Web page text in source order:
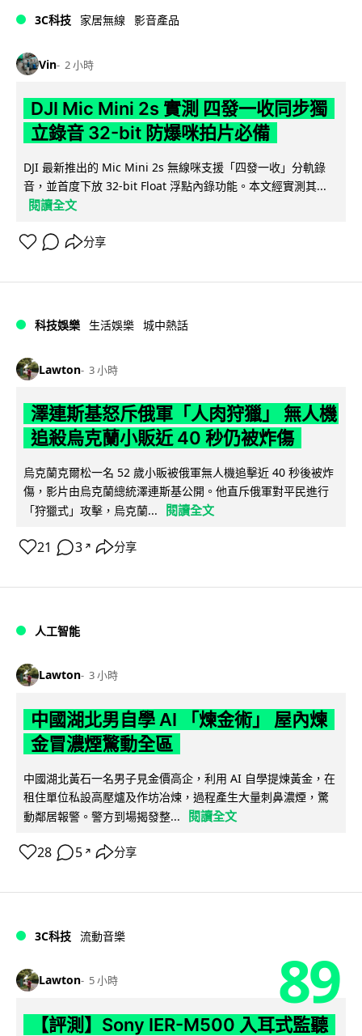
3C科技 家居無線 影音產品
Vin 2 小時
DJI Mic Mini 2s 實測 四發一收同步獨
立錄音 32-bit 防爆咪拍片必備
DJI 最新推出的 Mic Mini 2s 無線咪支援「四發一收」分軌錄
音，並首度下放 32-bit Float 浮點內錄功能。本文經實測其...
閱讀全文
分享
科技娛樂 生活娛樂 城中熱話
Lawton 3 小時
澤連斯基怒斥俄軍「人肉狩獵」 無人機
追殺烏克蘭小販近 40 秒仍被炸傷
烏克蘭克爾松一名 52 歲小販被俄軍無人機追擊近 40 秒後被炸
傷，影片由烏克蘭總統澤連斯基公開。他直斥俄軍對平民進行
「狩獵式」攻擊，烏克蘭...
閱讀全文
21 3 ↗ 分享
人工智能
Lawton 3 小時
中國湖北男自學 AI 「煉金術」 屋內煉
金冒濃煙驚動全區
中國湖北黃石一名男子見金價高企，利用 AI 自學提煉黃金，在
租住單位私設高壓爐及作坊冶煉，過程產生大量刺鼻濃煙，驚
動鄰居報警。警方到場揭發整...
閱讀全文
28 5 ↗ 分享
3C科技 流動音樂
Lawton 5 小時 89
【評測】Sony IER-M500 入耳式監聽